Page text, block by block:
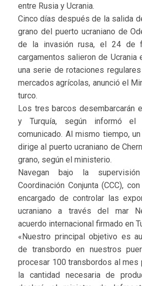
entre Rusia y Ucrania.
Cinco días después de la salida
grano del puerto ucraniano de
de la invasión rusa, el 24 de
cargamentos salieron de Ucrania
una serie de rotaciones
mercados agrícolas, anunció el
turco.
Los tres barcos desembarcarán
y Turquía, según informó el
comunicado. Al mismo tiempo,
dirige al puerto ucraniano de
grano, según el ministerio.
Navegan bajo la
Coordinación Conjunta (CCC),
encargado de controlar las
ucraniano a través del mar
acuerdo internacional firmado en
«Nuestro principal objetivo es
de transbordo en nuestros
procesar 100 transbordos al mes
la cantidad necesaria de